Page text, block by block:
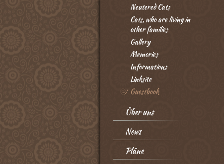
Neutered Cats
Cats, who are living in
other families
Gallery
Memories
Informations
Linksite
Guestbook
Über uns
News
Pläne